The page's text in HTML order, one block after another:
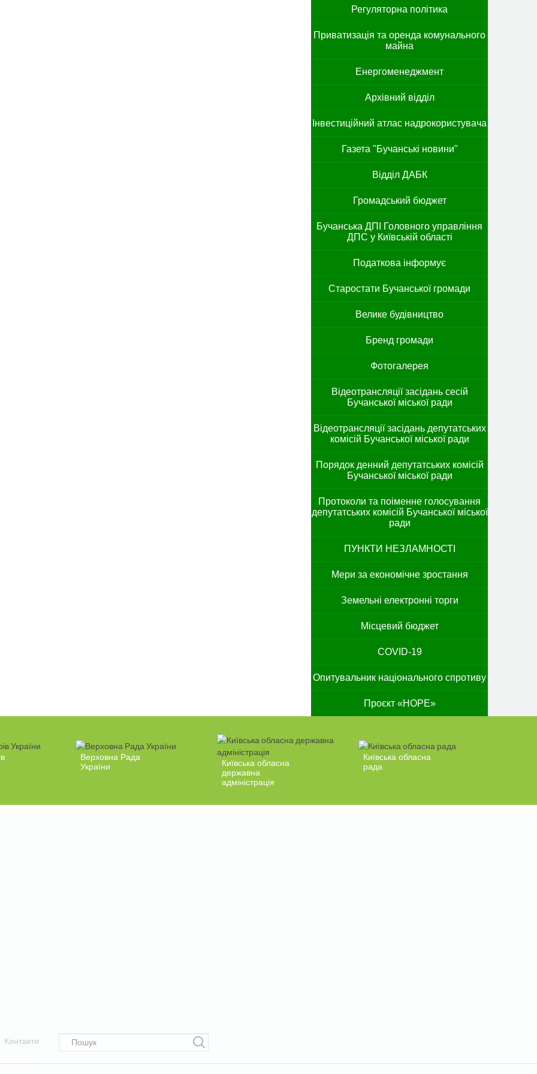
Регуляторна політика
Приватизація та оренда комунального
майна
Енергоменеджмент
Архівний відділ
Інвестиційний атлас надрокористувача
Газета "Бучанські новини"
Відділ ДАБК
Громадський бюджет
Бучанська ДПІ Головного управління
ДПС у Київській області
Податкова інформує
Старостати Бучанської громади
Велике будівництво
Бренд громади
Фотогалерея
Відеотрансляції засідань сесій
Бучанської міської ради
Відеотрансляції засідань депутатських
комісій Бучанської міської ради
Порядок денний депутатських комісій
Бучанської міської ради
Протоколи та поіменне голосування
депутатських комісій Бучанської міської
ради
ПУНКТИ НЕЗЛАМНОСТІ
Мери за економічне зростання
Земельні електронні торги
Місцевий бюджет
COVID-19
Опитувальник національного спротиву
Проєкт «HOPE»
Верховна Рада
України
Київська обласна
державна
адміністрація
Київська обласна
рада
Контакти